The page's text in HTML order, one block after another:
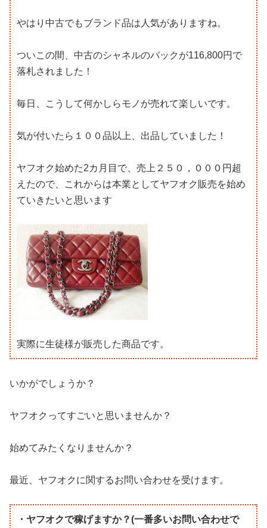
やはり中古でもブランド品は人気がありますね。
ついこの間、中古のシャネルのバックが116,800円で
落札されました！
毎日、こうして何かしらモノが売れて楽しいです。
気が付いたら１００品以上、出品していました！
ヤフオク始めた2カ月目で、売上２５０，０００円超
えたので、これからは本業としてヤフオク販売を始め
ていきたいと思います
実際に生徒様が販売した商品です。
いかがでしょうか？
ヤフオクってすごいと思いませんか？
始めてみたくなりませんか？
最近、ヤフオクに関するお問い合わせを受けます。
・ヤフオクで稼げますか？(一番多いお問い合わせで